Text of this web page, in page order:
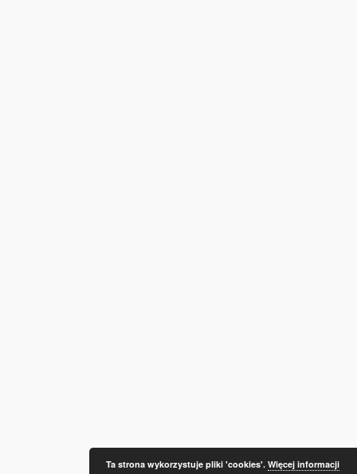
Ta strona wykorzystuje pliki 'cookies'. Więcej informacji